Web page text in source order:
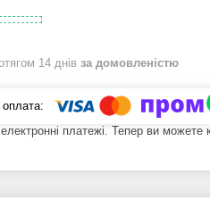
14 днів за домовленістю
електронні платежі. Тепер ви можете